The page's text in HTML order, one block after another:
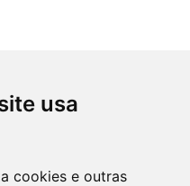
usa
cookies e outras